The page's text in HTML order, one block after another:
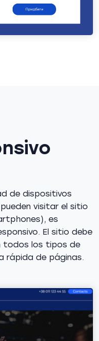
de dispositivos
visitar el sitio
es
El sitio debe
todos los tipos de
rápida de páginas.